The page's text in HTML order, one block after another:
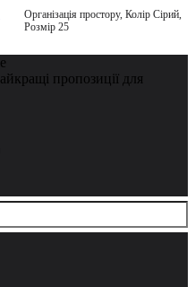
Організація простору, Колір Сірий,
Розмір 25
пропозиції для